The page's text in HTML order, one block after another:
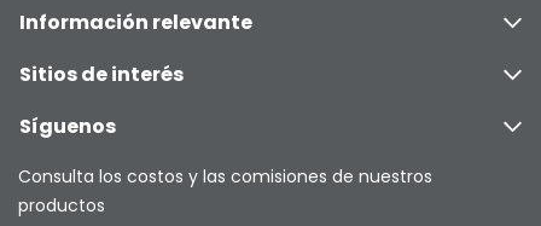
Información relevante
Sitios de interés
Síguenos
Consulta los costos y las comisiones de nuestros
productos